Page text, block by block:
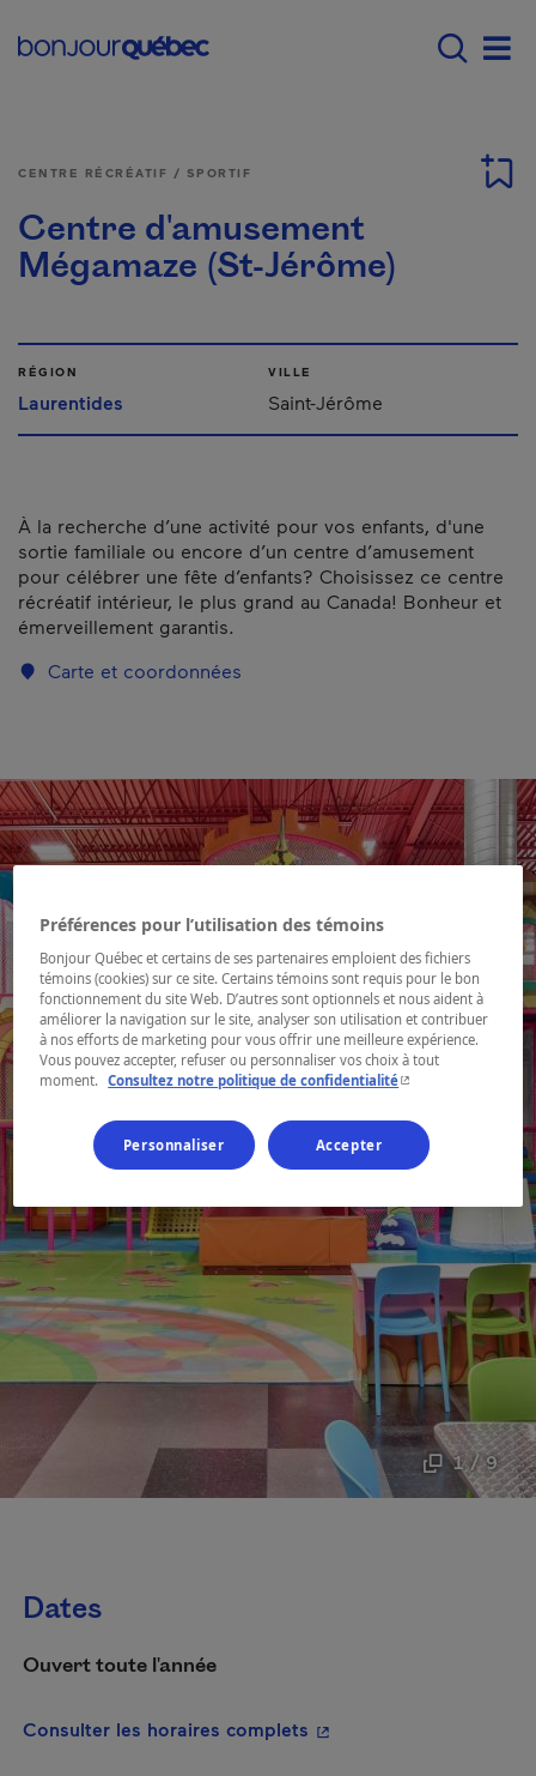
Main navigation -
1 / 9
CENTRE RÉCRÉATIF / SPORTIF
Centre d'amusement
Mégamaze (St-Jérôme)
RÉGION
Laurentides
VILLE
Saint-Jérôme
À la recherche d’une activité pour vos enfants, d'une
sortie familiale ou encore d’un centre d’amusement
pour célébrer une fête d’enfants? Choisissez ce centre
récréatif intérieur, le plus grand au Canada! Bonheur et
émerveillement garantis.
Carte et coordonnées
Dates
Ouvert toute l'année
Consulter les horaires complets - Cet hyperlien
Préférences pour l’utilisation des témoins
Bonjour Québec et certains de ses partenaires emploient des fichiers
témoins (cookies) sur ce site. Certains témoins sont requis pour le bon
fonctionnement du site Web. D’autres sont optionnels et nous aident à
améliorer la navigation sur le site, analyser son utilisation et contribuer
à nos efforts de marketing pour vous offrir une meilleure expérience.
Vous pouvez accepter, refuser ou personnaliser vos choix à tout
moment. Consultez notre politique de confidentialité- Cet hyperlien
Personnaliser Accepter